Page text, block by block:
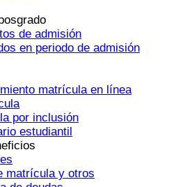
de admisión
en periodo de admisión
matrícula en línea
por inclusión
estudiantil
matrícula y otros